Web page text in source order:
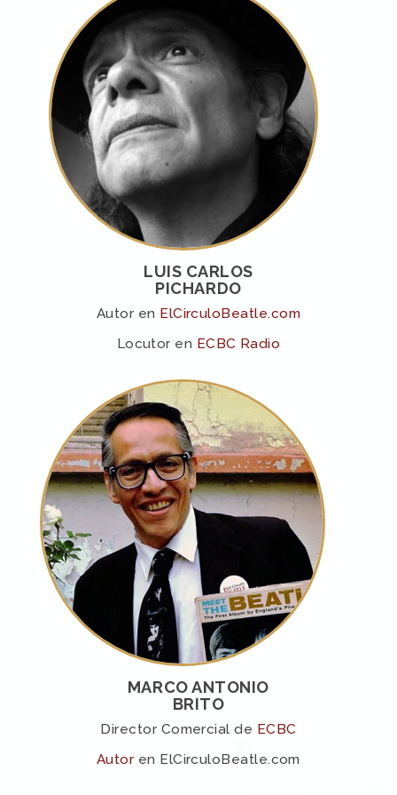
LUIS CARLOS
PICHARDO
Autor en ElCirculoBeatle.com
Locutor en ECBC Radio
MARCO ANTONIO
BRITO
Director Comercial de ECBC
Autor en ElCirculoBeatle.com